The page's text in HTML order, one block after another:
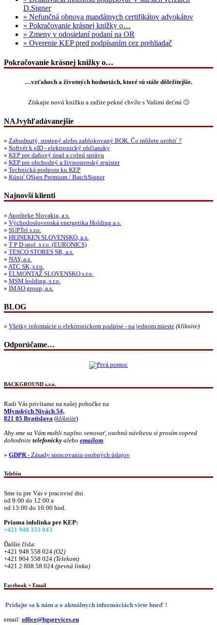
D.Signer
» Nefunčná obnova mandátnych certifikátov advokátov
» Pokračovanie krásnej knižky o…
» Zmeny v odosielaní podaní na OR
» Overenie KEP pred podpísaním cez prehliadač
Pokračovanie krásnej knižky o…
…vzťahoch a životných hodnotách, ktoré sú stále dôležitejšie.
Získajte novú knižku a zažite pekné chvíle s Vašimi deťmi 🙂
NAJvyhľadávanejšie
» Zabudnutý, stratený alebo zablokovaný BOK. Čo môžete urobiť ?
» Softvér k eID - elektronický občiansky
» KEP pre daňový úrad a colnú správu
» KEP pre obchodný a živnostenský register
» Technická podpora ku KEP
» Kúpiť QSign Premium / BatchSigner
Najnovší klienti
» Apotheke Slovakia, a.s.
» Východoslovenská energetika Holding a.s.
» SUPTel s.r.o.
» HEINEKEN SLOVENSKO, a.s.
» T P D spol. s r.o. (EURONICS)
» TESCO STORES SR, a.s.
» NAY, a.s.
» ATC SK, s.r.o.
» ELMONTAŽ SLOVENSKO s.r.o.
» MSM holding, s.r.o.
» IMAO group, a.s.
BLOG
» Všetky informácie o elektronickom podpise - na jednom mieste (kliknite)
Odporúčame…
BACKGROUND s.r.o.
Radi Vás privítame na našej pobočke na
Mlynských Nivách 54,
821 05 Bratislava (kliknite)
Aby sme sa Vám mohli naplno venovať, osobnú návštevu si prosím vopred
dohodnite telefonicky alebo emailom
» GDPR - Zásady spracovania osobných údajov
Telefón
Sme tu pre Vás v pracovné dni
od 9:00 do 12:00 a
od 13:00 do 16:00 hod.
Priama infolinka pre KEP:
+421 948 333 043
Ďalšie čísla:
+421 948 558 024 (O2)
+421 904 558 024 (Telekom)
+421 2 808 58 024 (pevná linka)
Facebook + Email
Pridajte sa k nám a o aktuálnych informáciách viete hneď !
email: office@bgservices.eu